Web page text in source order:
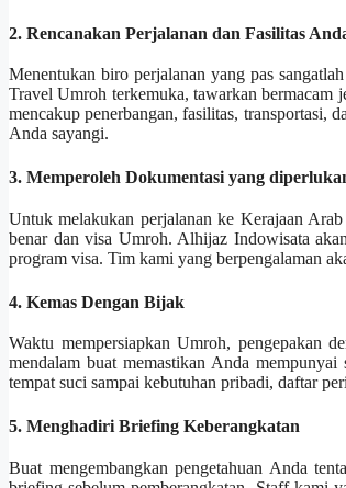
2. Rencanakan Perjalanan dan Fasilitas
Menentukan biro perjalanan yang pas
Travel Umroh terkemuka, tawarkan bermacam
mencakup penerbangan, fasilitas, transportasi,
Anda sayangi.
3. Memperoleh Dokumentasi yang
Untuk melakukan perjalanan ke Kerajaan
benar dan visa Umroh. Alhijaz Indowisata
program visa. Tim kami yang berpengalaman
4. Kemas Dengan Bijak
Waktu mempersiapkan Umroh, pengepakan
mendalam buat memastikan Anda
tempat suci sampai kebutuhan pribadi, daftar
5. Menghadiri Briefing Keberangkatan
Buat mengembangkan pengetahuan Anda